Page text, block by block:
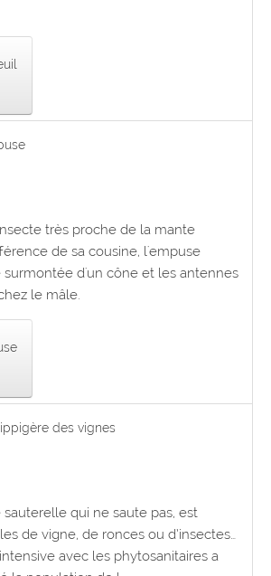
très proche de la mante
de sa cousine, l'empuse
d'un cône et les antennes
le mâle.
des vignes
qui ne saute pas, est
de vigne, de ronces ou d’insectes…
avec les phytosanitaires a